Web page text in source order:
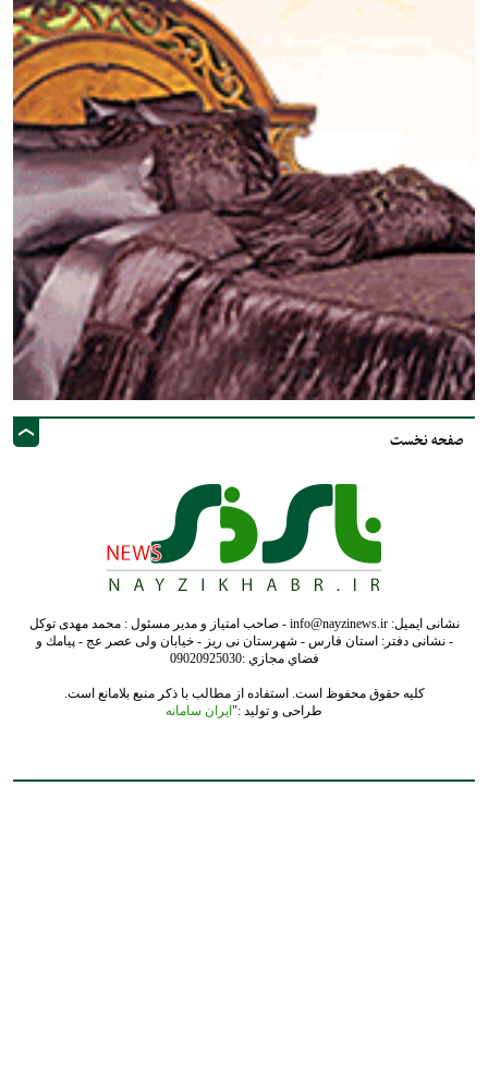
صفحه نخست
نشانی ایمیل: info@nayzinews.ir - صاحب امتیاز و مدیر مسئول : محمد مهدی توکل
- نشانی دفتر: استان فارس - شهرستان نی ریز - خیابان ولی عصر عج - پيامك و
فضاي مجازي :09020925030
کلیه حقوق محفوظ است. استفاده از مطالب با ذکر منبع بلامانع است.
طراحی و تولید :" ایران سامانه